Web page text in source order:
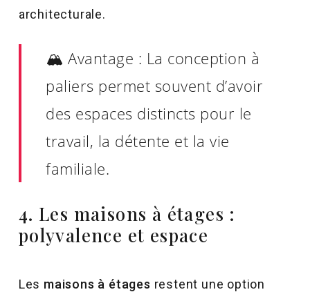
architecturale.
🏔️ Avantage : La conception à
paliers permet souvent d’avoir
des espaces distincts pour le
travail, la détente et la vie
familiale.
4. Les maisons à étages :
polyvalence et espace
Les maisons à étages restent une option